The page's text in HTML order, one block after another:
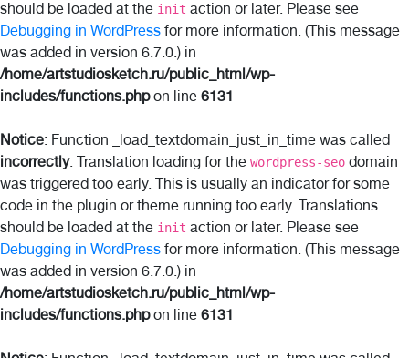
should be loaded at the init action or later. Please see
Debugging in WordPress for more information. (This message
was added in version 6.7.0.) in
/home/artstudiosketch.ru/public_html/wp-
includes/functions.phpon line 6131
Notice: Function _load_textdomain_just_in_time was called
incorrectly. Translation loading for the wordpress-seo domain
was triggered too early. This is usually an indicator for some
code in the plugin or theme running too early. Translations
should be loaded at the init action or later. Please see
Debugging in WordPress for more information. (This message
was added in version 6.7.0.) in
/home/artstudiosketch.ru/public_html/wp-
includes/functions.phpon line 6131